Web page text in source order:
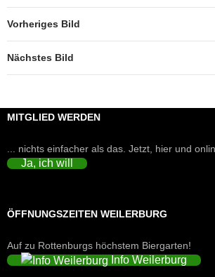
Vorheriges Bild
Nächstes Bild
MITGLIED WERDEN
... nichts einfacher als das. Jetzt, hier und
Ja, ich will
ÖFFNUNGSZEITEN WEILERBURG
Auf zu Rottenburgs höchstem Biergarten!
Info Weilerburg